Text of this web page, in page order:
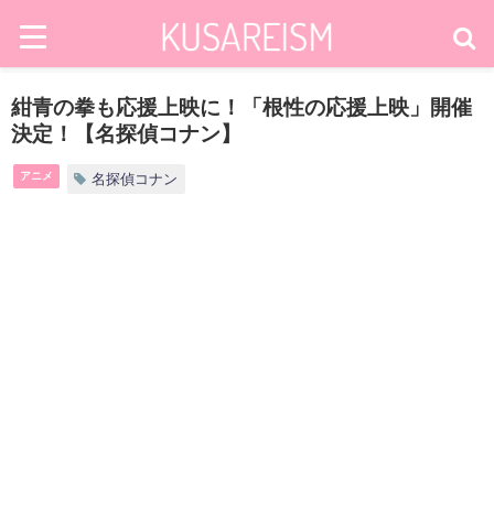
紺青の拳も応援上映に！「根性の応援上映」開催
決定！【名探偵コナン】
アニメ 名探偵コナン